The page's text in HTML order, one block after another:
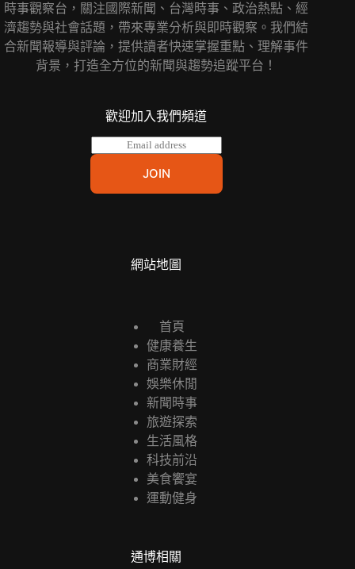
時事觀察台，關注國際新聞、台灣時事、政治熱點、經
濟趨勢與社會話題，帶來專業分析與即時觀察。我們結
合新聞報導與評論，提供讀者快速掌握重點、理解事件
背景，打造全方位的新聞與趨勢追蹤平台！
歡迎加入我們頻道
E
m
l
JOIN
網站地圖
首頁
健康養生
商業財經
娛樂休閒
新聞時事
旅遊探索
生活風格
科技前沿
美食饗宴
運動健身
通博相關